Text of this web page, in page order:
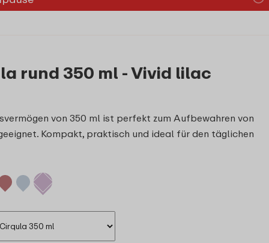
rund 350 ml - Vivid lilac
von 350 ml ist perfekt zum Aufbewahren von
Kompakt, praktisch und ideal für den täglichen